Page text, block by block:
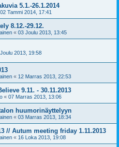
5.1.-26.1.2014
02 Tammi 2014, 17:41
8.12.-29.12.
« 03 Joulu 2013, 13:45
2013, 19:58
« 12 Marras 2013, 22:53
9.11. - 30.11.2013
« 07 Marras 2013, 13:06
huumorinäyttelyyn
« 03 Marras 2013, 18:34
// Autum meeting friday 1.11.2013
« 16 Loka 2013, 19:08